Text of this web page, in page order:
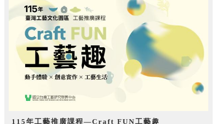
115年工藝推廣課程—Craft FUN工藝趣